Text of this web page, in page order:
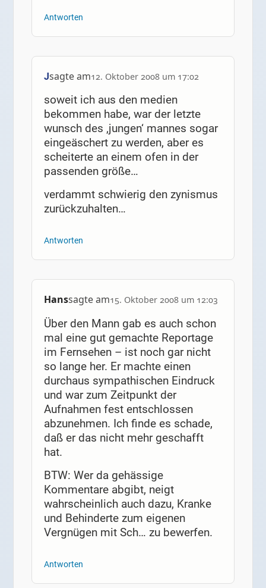
Antworten
Jsagte am12. Oktober 2008 um 17:02
soweit ich aus den medien
bekommen habe, war der letzte
wunsch des ‚jungen‘ mannes sogar
eingeäschert zu werden, aber es
scheiterte an einem ofen in der
passenden größe…
verdammt schwierig den zynismus
zurückzuhalten…
Antworten
Hanssagte am15. Oktober 2008 um 12:03
Über den Mann gab es auch schon
mal eine gut gemachte Reportage
im Fernsehen – ist noch gar nicht
so lange her. Er machte einen
durchaus sympathischen Eindruck
und war zum Zeitpunkt der
Aufnahmen fest entschlossen
abzunehmen. Ich finde es schade,
daß er das nicht mehr geschafft
hat.
BTW: Wer da gehässige
Kommentare abgibt, neigt
wahrscheinlich auch dazu, Kranke
und Behinderte zum eigenen
Vergnügen mit Sch… zu bewerfen.
Antworten